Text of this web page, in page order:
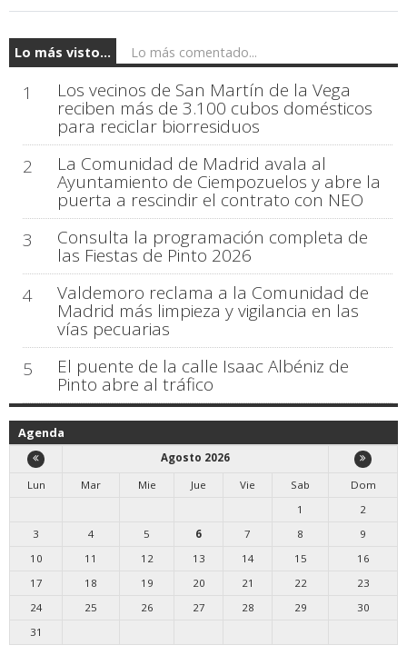
Lo más visto... Lo más comentado...
1 Los vecinos de San Martín de la Vega
reciben más de 3.100 cubos domésticos
para reciclar biorresiduos
2
La Comunidad de Madrid avala al
Ayuntamiento de Ciempozuelos y abre la
puerta a rescindir el contrato con NEO
3
Consulta la programación completa de
las Fiestas de Pinto 2026
4
Valdemoro reclama a la Comunidad de
Madrid más limpieza y vigilancia en las
vías pecuarias
5
El puente de la calle Isaac Albéniz de
Pinto abre al tráfico
Agenda
Agosto 2026
Lun
Mar Mie Jue Vie Sab
Dom
1
2
3
4 5 6 7 8
9
10
11 12 13 14 15
16
17
18 19 20 21 22
23
24
25 26 27 28 29
30
31